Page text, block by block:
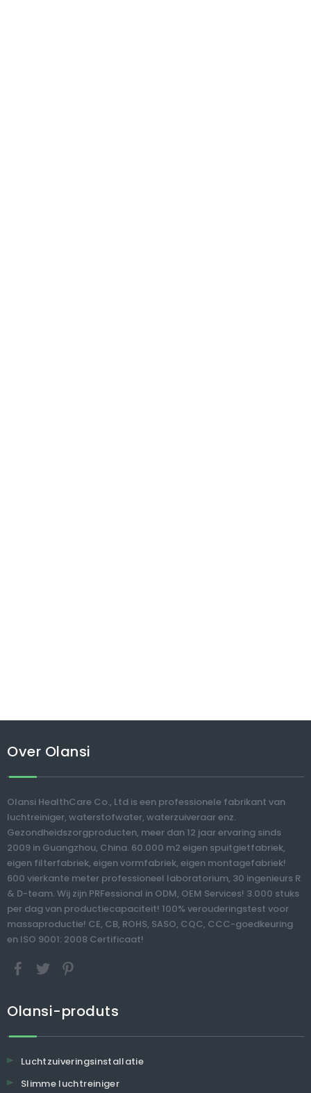
Over Olansi
Olansi HealthCare Co., Ltd is een professionele fabrikant van
luchtreiniger, waterstofwater, waterzuiveraar enz.
Gezondheidszorgproducten, meer dan 12 jaar ervaring sinds
2009 in Guangzhou, China. 60.000 m2 eigen spuitgietfabriek,
eigen filterfabriek, eigen vormfabriek, eigen montagefabriek!
600 vierkante meter professioneel laboratorium, 30 ingenieurs R
& D-team. Wij zijn PRFessional in ODM, OEM Services! 3.000 stuks
per dag van productiecapaciteit! 100% verouderingstest voor
massaproductie! CE, CB, ROHS, SASO, CQC, CCC-goedkeuring
en ISO 9001: 2008 Certificaat!
Olansi-produts
Luchtzuiveringsinstallatie
Slimme luchtreiniger